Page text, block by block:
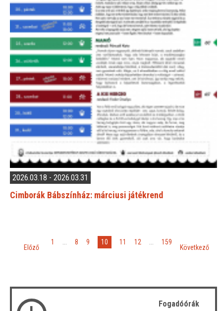
2026.03.18 - 2026.03.31
Cimborák Bábszínház: márciusi játékrend
Előző
1 ... 8 9 10 11 12 ... 159
Következő
Fogadóórák